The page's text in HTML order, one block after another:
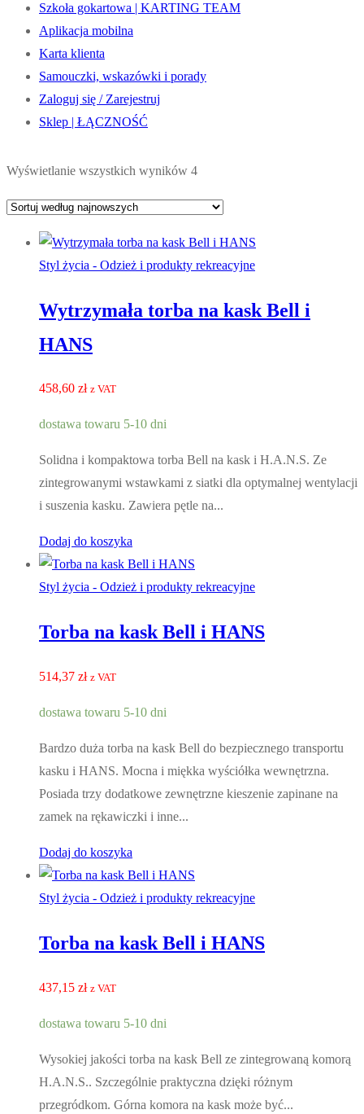
Szkoła gokartowa | KARTING TEAM
Aplikacja mobilna
Karta klienta
Samouczki, wskazówki i porady
Zaloguj się / Zarejestruj
Sklep | ŁĄCZNOŚĆ
Wyświetlanie wszystkich wyników 4Posortowane
najnowszych
Styl życia - Odzież i produkty rekreacyjne
Wytrzymała torba na kask Bell i
HANS
458,60 zł z VAT
dostawa towaru 5-10 dni
Solidna i kompaktowa torba Bell na kask i H.A.N.S. Ze
zintegrowanymi wstawkami z siatki dla optymalnej wentylacji
i suszenia kasku. Zawiera pętle na...
Dodaj do koszyka
Styl życia - Odzież i produkty rekreacyjne
Torba na kask Bell i HANS
514,37 zł z VAT
dostawa towaru 5-10 dni
Bardzo duża torba na kask Bell do bezpiecznego transportu
kasku i HANS. Mocna i miękka wyściółka wewnętrzna.
Posiada trzy dodatkowe zewnętrzne kieszenie zapinane na
zamek na rękawiczki i inne...
Dodaj do koszyka
Styl życia - Odzież i produkty rekreacyjne
Torba na kask Bell i HANS
437,15 zł z VAT
dostawa towaru 5-10 dni
Wysokiej jakości torba na kask Bell ze zintegrowaną komorą
H.A.N.S.. Szczególnie praktyczna dzięki różnym
przegródkom. Górna komora na kask może być...